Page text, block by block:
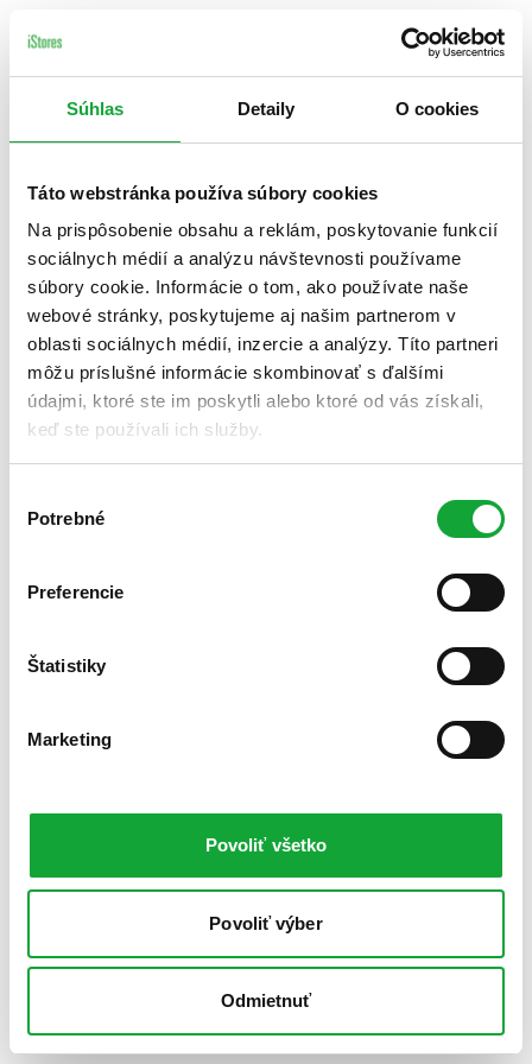
Súhlas Detaily O cookies
Táto webstránka používa súbory cookies
Na prispôsobenie obsahu a reklám, poskytovanie funkcií
sociálnych médií a analýzu návštevnosti používame
súbory cookie. Informácie o tom, ako používate naše
webové stránky, poskytujeme aj našim partnerom v
oblasti sociálnych médií, inzercie a analýzy. Títo partneri
môžu príslušné informácie skombinovať s ďalšími
údajmi, ktoré ste im poskytli alebo ktoré od vás získali,
keď ste používali ich služby.
súhlasu
Potrebné
Preferencie
Štatistiky
Marketing
Povoliť všetko
Povoliť výber
Odmietnuť